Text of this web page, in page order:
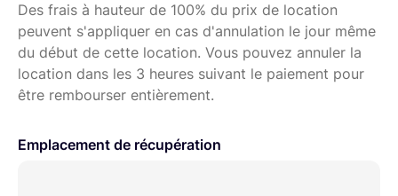
Des frais à hauteur de 100% du prix de location
peuvent s'appliquer en cas d'annulation le jour même
du début de cette location. Vous pouvez annuler la
location dans les 3 heures suivant le paiement pour
être rembourser entièrement.
Emplacement de récupération